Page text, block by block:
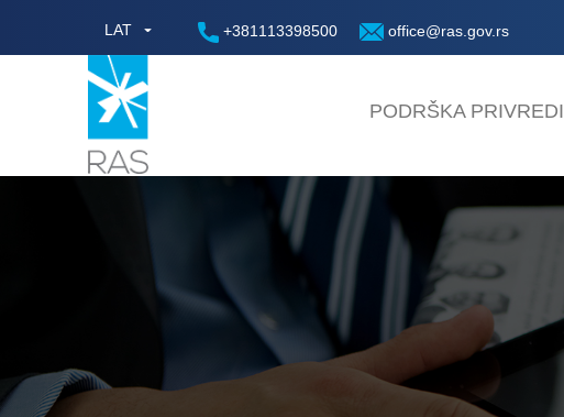
LAT +381113398500 office@ras.gov.rs
PODRŠKA PRIVREDI